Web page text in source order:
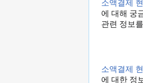
소액결제
에 대해 궁
관련 정보
소액결제
에 대한 정